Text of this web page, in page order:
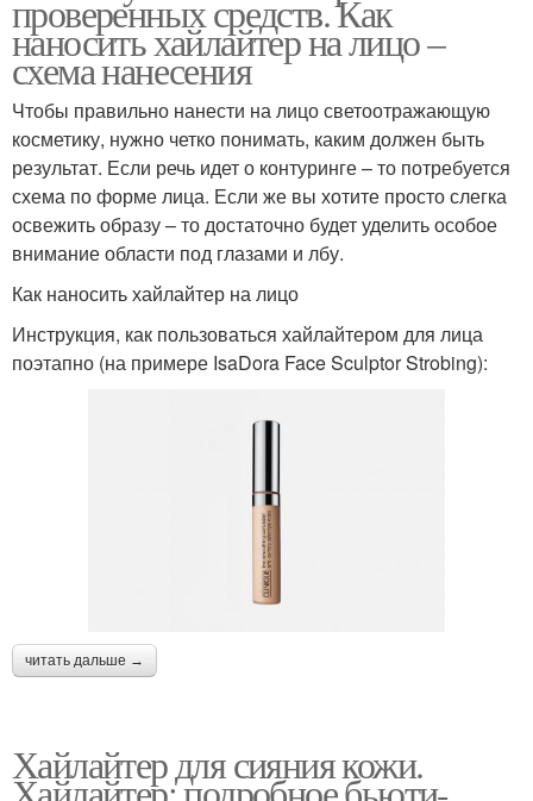
проверенных средств. Как
наносить хайлайтер на лицо –
схема нанесения
Чтобы правильно нанести на лицо светоотражающую
косметику, нужно четко понимать, каким должен быть
результат. Если речь идет о контуринге – то потребуется
схема по форме лица. Если же вы хотите просто слегка
освежить образу – то достаточно будет уделить особое
внимание области под глазами и лбу.
Как наносить хайлайтер на лицо
Инструкция, как пользоваться хайлайтером для лица
поэтапно (на примере IsaDora Face Sculptor Strobing):
читать дальше →
Хайлайтер для сияния кожи.